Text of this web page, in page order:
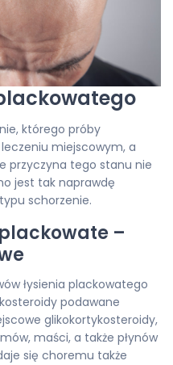
którego próby
miejscowym, a
przyczyna tego stanu nie
jest tak naprawdę
schorzenie.
–
łysienia plackowatego
podawane
glikokortykosteroidy,
maści, a także płynów
się choremu także